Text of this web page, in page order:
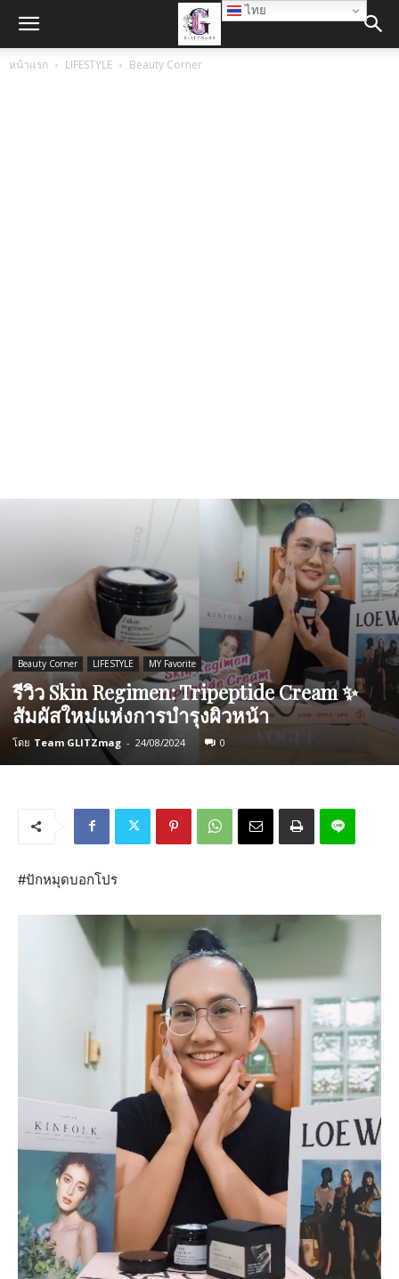
หน้าแรก LIFESTYLE Beauty Corner
Beauty Corner LIFESTYLE MY Favorite
รีวิว Skin Regimen: Tripeptide Cream ✨
สัมผัสใหม่แห่งการบำรุงผิวหน้า
โดย Team GLITZmag - 24/08/2024 0
#ปักหมุดบอกโปร
ไทย